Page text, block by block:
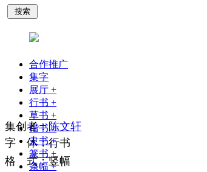
搜索
集创 者： 陈文轩
字
体：行书
格
式：竖幅
合作推广
集字
展厅 +
行书 +
草书 +
楷书+
隶书+
篆书 +
条幅+